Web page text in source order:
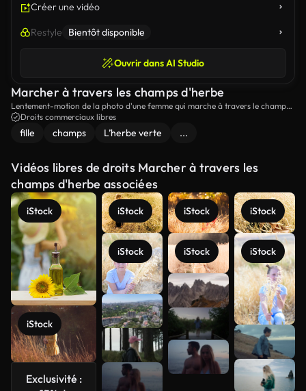
Créer une vidéo
Restyle Bientôt disponible
Ouvrir dans AI Studio
Marcher à travers les champs d'herbe
Lentement-motion de la photo d'une femme qui marche à travers le champ
d'herbe et touche l'herbe.
Droits commerciaux libres
fille champs L’herbe verte ...
Vidéos libres de droits Marcher à travers les
champs d'herbe associées
iStock
iStock
Exclusivité :
iStock
iStock
iStock
iStock
iStock
iStock
Voir plus